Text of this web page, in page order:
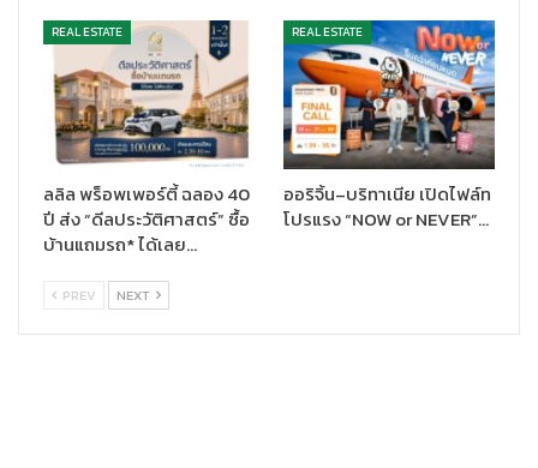
REAL ESTATE
ลลิล พร็อพเพอร์ตี้ ฉลอง 40
ปี ส่ง “ดีลประวัติศาสตร์” ซื้อ
บ้านแถมรถ* ได้เลย…
REAL ESTATE
ออริจิ้น–บริทาเนีย เปิดไฟล์ท
โปรแรง “NOW or NEVER”…
PREV NEXT